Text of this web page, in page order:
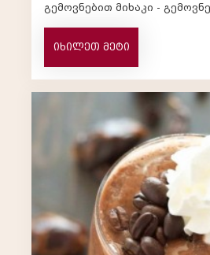
გემოვნებით მიხაკი - გემოვნებით შავი
იხილეთ მეტი